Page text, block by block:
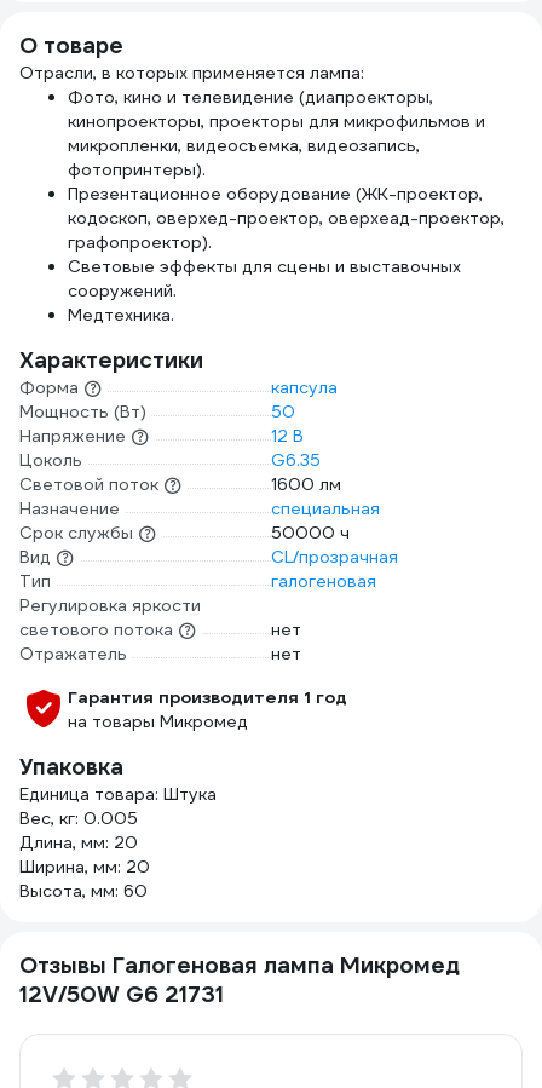
О товаре
Отрасли, в которых применяется лампа:
Фото, кино и телевидение (диапроекторы,
кинопроекторы, проекторы для микрофильмов и
микропленки, видеосъемка, видеозапись,
фотопринтеры).
Презентационное оборудование (ЖК-проектор,
кодоскоп, оверхед-проектор, оверхеад-проектор,
графопроектор).
Световые эффекты для сцены и выставочных
сооружений.
Медтехника.
Характеристики
Форма
капсула
Мощность (Вт)
50
Напряжение
12 В
Цоколь
G6.35
Световой поток
1600 лм
Назначение
специальная
Срок службы
50000 ч
Вид
CL/прозрачная
Тип
галогеновая
Регулировка яркости
светового потока
нет
Отражатель
нет
Гарантия производителя 1 год
на товары Микромед
Упаковка
Единица товара: Штука
Вес, кг: 0.005
Длина, мм: 20
Ширина, мм: 20
Высота, мм: 60
Отзывы Галогеновая лампа Микромед
12V/50W G6 21731